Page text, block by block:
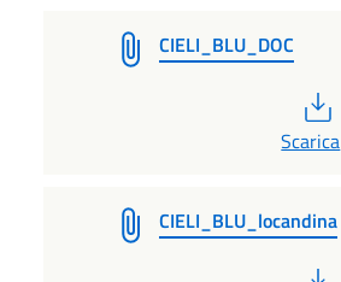
CIELI_BLU_DOC
Scarica
CIELI_BLU_locandina